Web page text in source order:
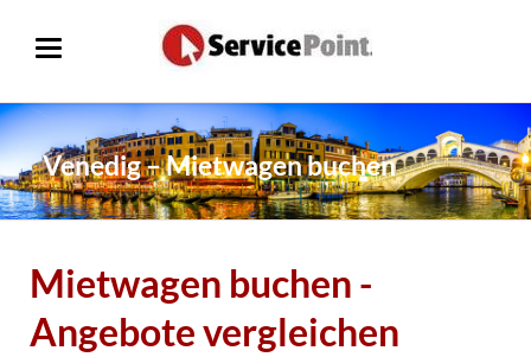
Venedig – Mietwagen buchen
Mietwagen buchen -
Angebote vergleichen